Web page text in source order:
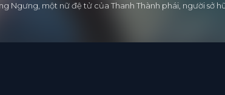
Ngưng, một nữ đệ tử của Thanh Thành phái, người